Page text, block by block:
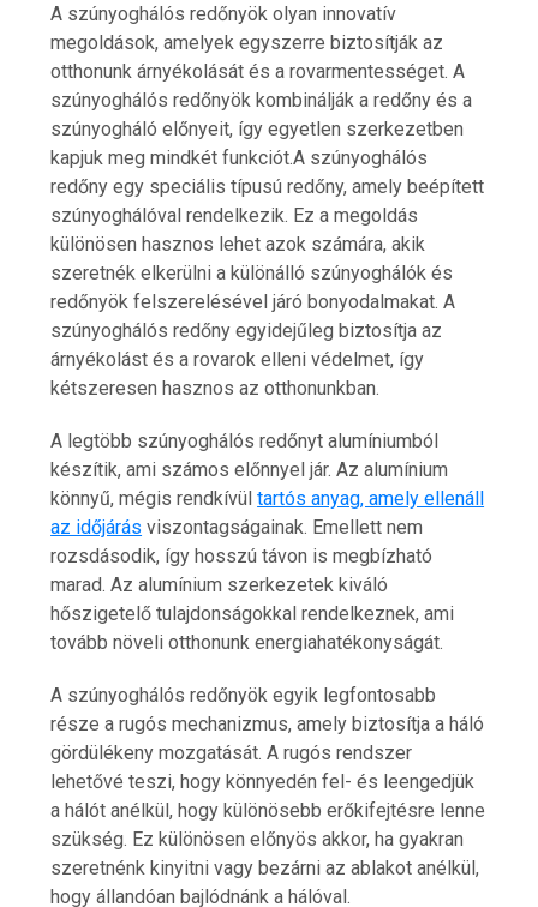
A szúnyoghálós redőnyök olyan innovatív
megoldások, amelyek egyszerre biztosítják az
otthonunk árnyékolását és a rovarmentességet. A
szúnyoghálós redőnyök kombinálják a redőny és a
szúnyogháló előnyeit, így egyetlen szerkezetben
kapjuk meg mindkét funkciót.A szúnyoghálós
redőny egy speciális típusú redőny, amely beépített
szúnyoghálóval rendelkezik. Ez a megoldás
különösen hasznos lehet azok számára, akik
szeretnék elkerülni a különálló szúnyoghálók és
redőnyök felszerelésével járó bonyodalmakat. A
szúnyoghálós redőny egyidejűleg biztosítja az
árnyékolást és a rovarok elleni védelmet, így
kétszeresen hasznos az otthonunkban.
A legtöbb szúnyoghálós redőnyt alumíniumból
készítik, ami számos előnnyel jár. Az alumínium
könnyű, mégis rendkívültartós anyag, amely ellenáll
az időjárás viszontagságainak. Emellett nem
rozsdásodik, így hosszú távon is megbízható
marad. Az alumínium szerkezetek kiváló
hőszigetelő tulajdonságokkal rendelkeznek, ami
tovább növeli otthonunk energiahatékonyságát.
A szúnyoghálós redőnyök egyik legfontosabb
része a rugós mechanizmus, amely biztosítja a háló
gördülékeny mozgatását. A rugós rendszer
lehetővé teszi, hogy könnyedén fel- és leengedjük
a hálót anélkül, hogy különösebb erőkifejtésre lenne
szükség. Ez különösen előnyös akkor, ha gyakran
szeretnénk kinyitni vagy bezárni az ablakot anélkül,
hogy állandóan bajlódnánk a hálóval.